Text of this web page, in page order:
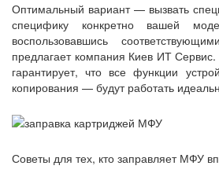
Оптимальный вариант — вызвать
специфику конкретно вашей
воспользовавшись
предлагает компания Киев ИТ
гарантирует, что все функции
копирования — будут работать
Советы для тех, кто заправляет МФУ